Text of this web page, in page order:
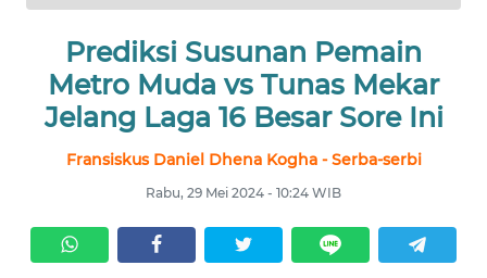
Prediksi Susunan Pemain
Metro Muda vs Tunas Mekar
Jelang Laga 16 Besar Sore Ini
Fransiskus Daniel Dhena Kogha - Serba-serbi
Rabu, 29 Mei 2024 - 10:24 WIB
UTAMA
NUSANTARA
KHAS
SERBA-
SERBI